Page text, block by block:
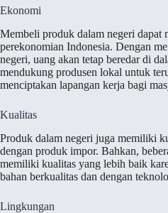
Ekonomi
Membeli produk dalam negeri dapat
perekonomian Indonesia. Dengan
negeri, uang akan tetap beredar di
mendukung produsen lokal untuk
menciptakan lapangan kerja bagi
Kualitas
Produk dalam negeri juga memiliki
dengan produk impor. Bahkan,
memiliki kualitas yang lebih baik
bahan berkualitas dan dengan
Lingkungan